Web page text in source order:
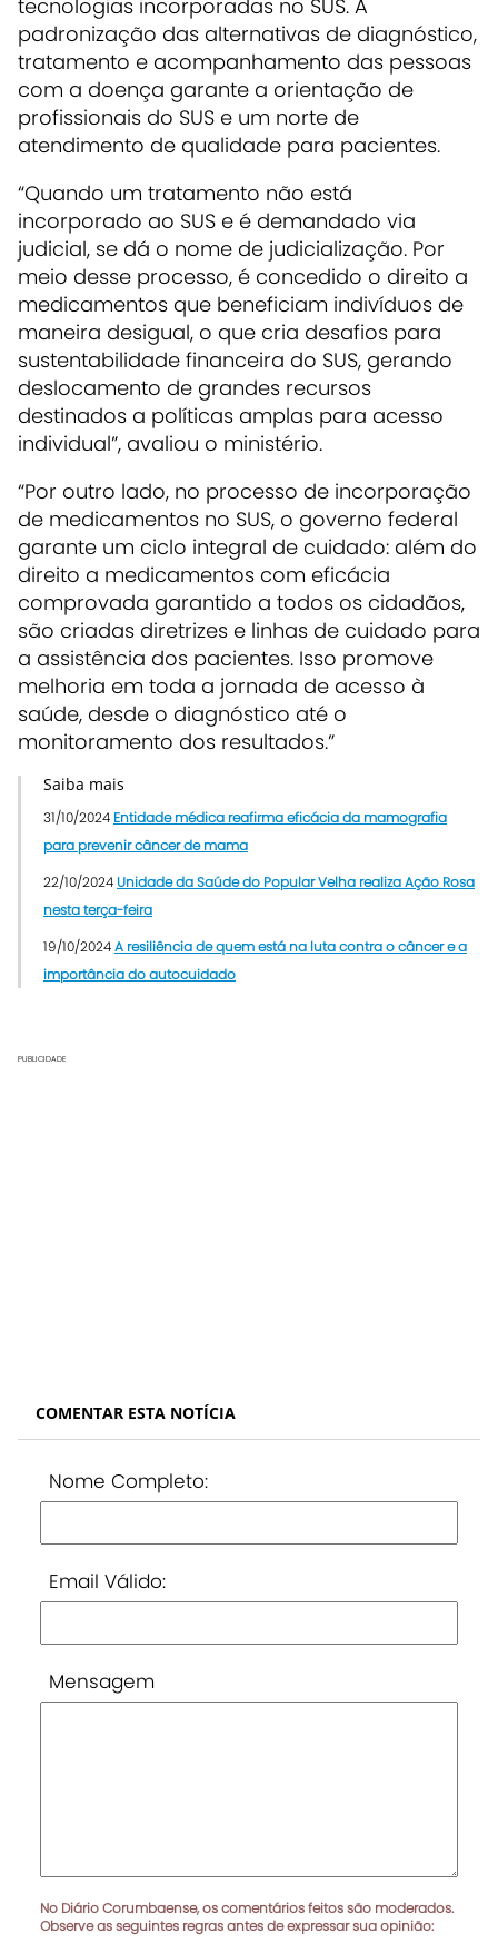
tecnologias incorporadas no SUS. A
padronização das alternativas de diagnóstico,
tratamento e acompanhamento das pessoas
com a doença garante a orientação de
profissionais do SUS e um norte de
atendimento de qualidade para pacientes.
“Quando um tratamento não está
incorporado ao SUS e é demandado via
judicial, se dá o nome de judicialização. Por
meio desse processo, é concedido o direito a
medicamentos que beneficiam indivíduos de
maneira desigual, o que cria desafios para
sustentabilidade financeira do SUS, gerando
deslocamento de grandes recursos
destinados a políticas amplas para acesso
individual”, avaliou o ministério.
“Por outro lado, no processo de incorporação
de medicamentos no SUS, o governo federal
garante um ciclo integral de cuidado: além do
direito a medicamentos com eficácia
comprovada garantido a todos os cidadãos,
são criadas diretrizes e linhas de cuidado para
a assistência dos pacientes. Isso promove
melhoria em toda a jornada de acesso à
saúde, desde o diagnóstico até o
monitoramento dos resultados.”
Saiba mais
31/10/2024 Entidade médica reafirma eficácia da mamografia
para prevenir câncer de mama
22/10/2024 Unidade da Saúde do Popular Velha realiza Ação Rosa
nesta terça-feira
19/10/2024A resiliência de quem está na luta contra o câncer e a
importância do autocuidado
PUBLICIDADE
COMENTAR ESTA NOTÍCIA
Nome Completo:
Email Válido:
Mensagem
No Diário Corumbaense, os comentários feitos são moderados.
Observe as seguintes regras antes de expressar sua opinião: